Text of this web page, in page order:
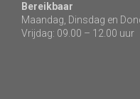
Bereikbaar
Maandag, Dinsdag en
Vrijdag: 09.00 – 12.00 uur